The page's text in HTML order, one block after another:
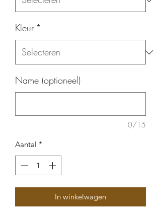
Kleur *
Name (optioneel)
0/15
Aantal *
In winkelwagen